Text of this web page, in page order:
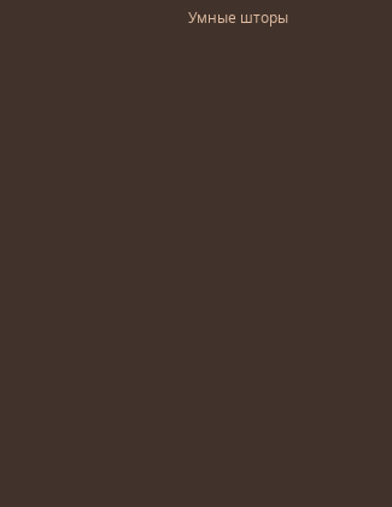
Умные шторы